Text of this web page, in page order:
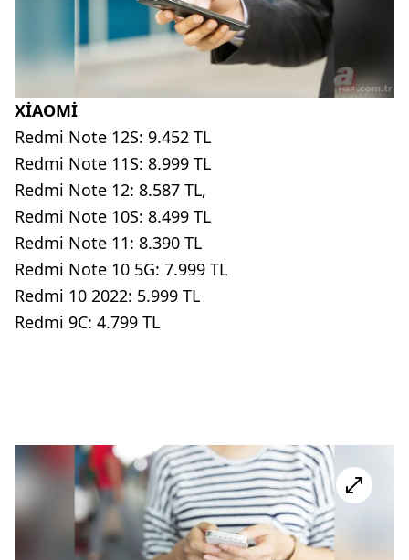
XİAOMİ
Redmi Note 12S: 9.452 TL
Redmi Note 11S: 8.999 TL
Redmi Note 12: 8.587 TL,
Redmi Note 10S: 8.499 TL
Redmi Note 11: 8.390 TL
Redmi Note 10 5G: 7.999 TL
Redmi 10 2022: 5.999 TL
Redmi 9C: 4.799 TL